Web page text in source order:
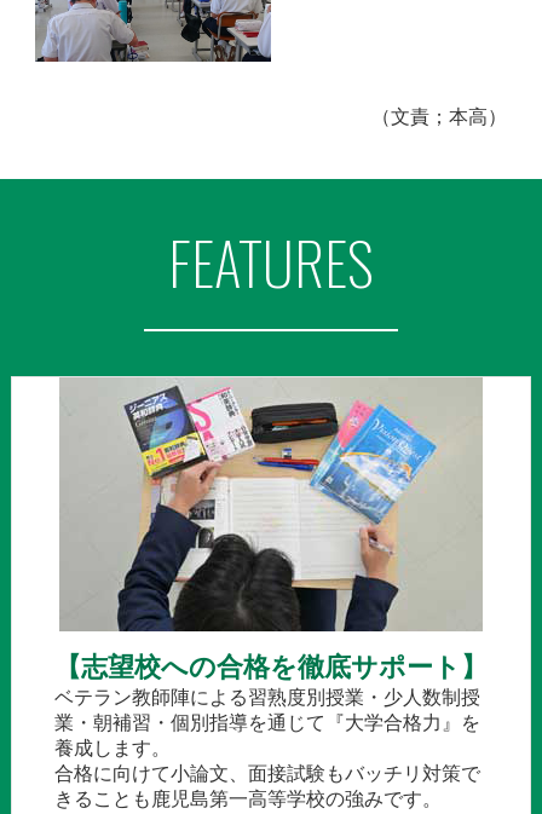
（文責；本高）
FEATURES
【志望校への合格を徹底サポート】
ベテラン教師陣による習熟度別授業・少人数制授
業・朝補習・個別指導を通じて『大学合格力』を
養成します。
合格に向けて小論文、面接試験もバッチリ対策で
きることも鹿児島第一高等学校の強みです。